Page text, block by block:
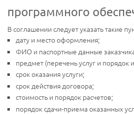
программного
В соглашении следует указать такие
дату и место оформления;
ФИО и паспортные данные
предмет (перечень услуг и порядок
срок оказания услуги;
срок действия договора;
стоимость и порядок расчетов;
порядок сдачи-приема оказанных